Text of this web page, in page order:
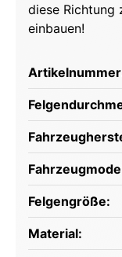
diese Richtung
einbauen!
Felgengröße:
Material: